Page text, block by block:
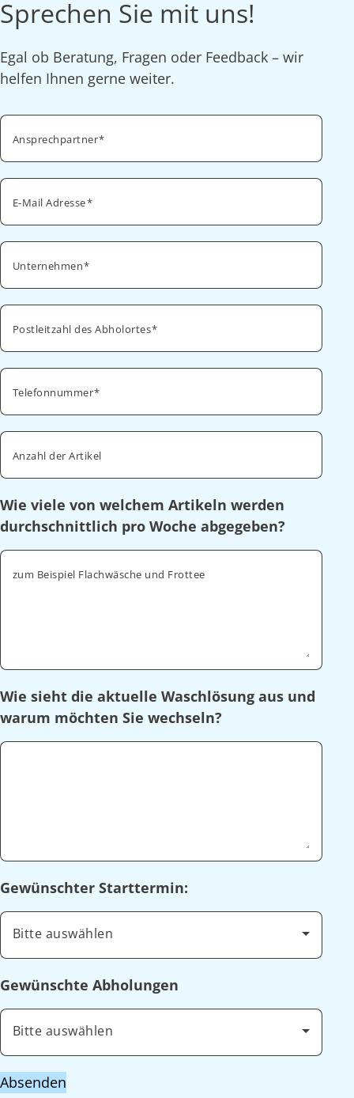
Sprechen Sie mit uns!
Egal ob Beratung, Fragen oder Feedback – wir
helfen Ihnen gerne weiter.
Ansprechpartner
E-Mail Adresse
Unternehmen
Postleitzahl des Abholortes
Telefonnummer
Anzahl der Artikel
Wie viele von welchem Artikeln werden
durchschnittlich pro Woche abgegeben?
zum Beispiel Flachwäsche und Frottee
Wie sieht die aktuelle Waschlösung aus und
warum möchten Sie wechseln?
Gewünschter Starttermin:
Bitte auswählen
Gewünschte Abholungen
Bitte auswählen
Absenden